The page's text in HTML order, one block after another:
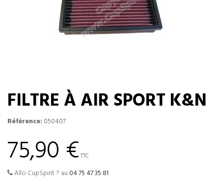
FILTRE À AIR SPORT K&N
Référence: 050407
75,90 € TTC
Allo CupSpirit ? au 04 75 47 35 81